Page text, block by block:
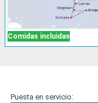
Comidas incluidas
Puesta en servicio: